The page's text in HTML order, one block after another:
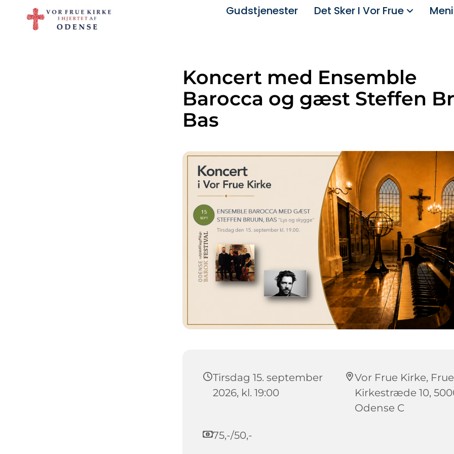
Gudstjenester Det Sker I Vor Frue
Koncert med Ensemble
Barocca og gæst Steffen
Bas
Tirsdag 15. september
2026, kl. 19:00
Vor Frue Kirke, Frue
Kirkestræde 10,
Odense C
75,-/50,-